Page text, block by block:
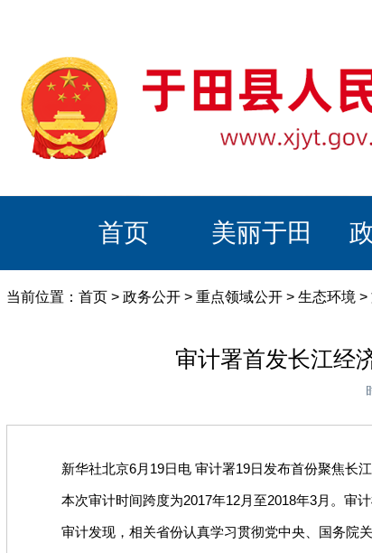
首页 美丽于田
当前位置： 首页 > 政务公开 > 重点领域公开 > 生态环境 >
审计署首发长江经
新华社北京6月19日电 审计署19日发布首份聚焦长江
本次审计时间跨度为2017年12月至2018年3月。审计
审计发现，相关省份认真学习贯彻党中央、国务院关